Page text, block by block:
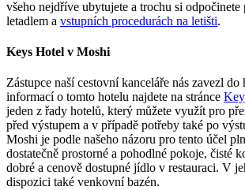
všeho nejdříve ubytujete a trochu si odpočinete
letadlem a vstupních procedurách na letišti.
Keys Hotel v Moshi
Zástupce naší cestovní kanceláře nás zavezl
informací o tomto hotelu najdete na stránce
jeden z řady hotelů, který můžete využít pro
před výstupem a v případě potřeby také po
Moshi je podle našeho názoru pro tento účel
dostatečně prostorné a pohodlné pokoje, čisté
dobré a cenově dostupné jídlo v restauraci. V
dispozici také venkovní bazén.